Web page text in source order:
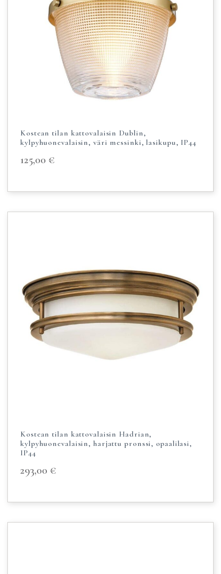
Kostean tilan kattovalaisin Dublin,
kylpyhuonevalaisin, väri messinki, lasikupu, IP44
125,00 €
Kostean tilan kattovalaisin Hadrian,
kylpyhuonevalaisin, harjattu pronssi, opaalilasi,
IP44
293,00 €